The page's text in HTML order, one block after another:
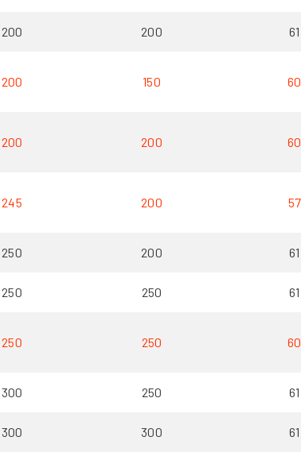
200 200 61
200 150 60
200 200 60
245 200 57
250 200 61
250 250 61
250 250 60
300 250 61
300 300 61